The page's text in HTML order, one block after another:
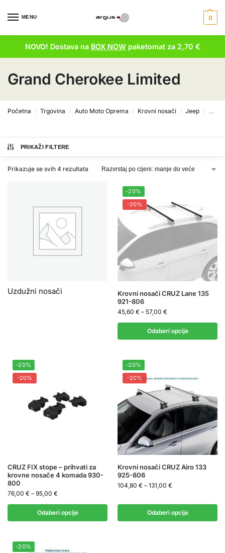
MENU 0
NOVO! Dostava na BOX NOWpaketomat za 2,70 €
Grand Cherokee Limited
Početna / Trgovina / Auto Moto Oprema / Krovni nosači / Jeep /
PRIKAŽI FILTERE
Prikazuje se svih 4 rezultata
Uzdužni nosači
-20%
-20%
Krovni nosači CRUZ Lane 135
921-806
45,60 € – 57,00 €
Odaberi opcije
-20%
-20%
CRUZ FIX stope – prihvati za
krovne nosače 4 komada 930-
800
76,00 € – 95,00 €
Odaberi opcije
-20%
-20%
Krovni nosači CRUZ Airo 133
925-806
104,80 € – 131,00 €
Odaberi opcije
-20%